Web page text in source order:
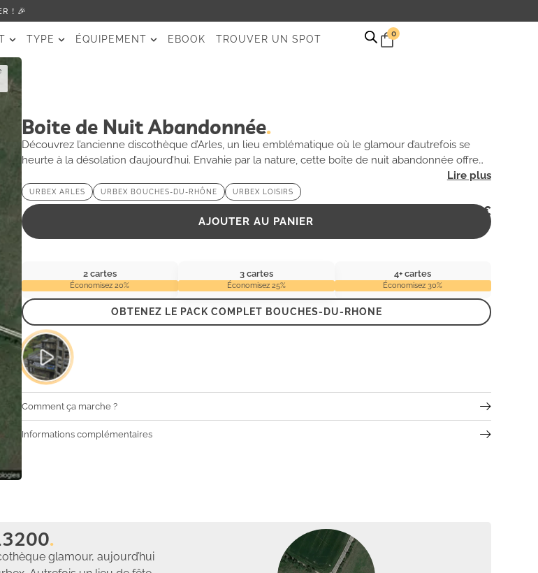
! 🎉
TYPE ÉQUIPEMENT EBOOK TROUVER UN SPOT
0
Boite de Nuit Abandonnée
Découvrez l’ancienne discothèque d’Arles, un lieu emblématique où le glamour d’autrefois se
heurte à la désolation d’aujourd’hui. Envahie par la nature, cette boîte de nuit abandonnée offre
un cadre fascinant aux explorateurs urbains en quête de mystères et de récits oubliés. Les murs,
témoins des nuits enflammées, résonnent encore des échos de rires et de musique, tandis que
la végétation reprend peu à peu ses droits. Un véritable voyage dans le temps vous attend dans
cette oasis de nostalgie.
URBEX ARLES URBEX BOUCHES-DU-RHÔNE URBEX LOISIRS
2,99€
AJOUTER AU PANIER
2 cartes
Économisez 20%
3 cartes
Économisez 25%
4+ cartes
Économisez 30%
OBTENEZ LE PACK COMPLET BOUCHES-DU-RHONE
Comment ça marche ?
Informations complémentaires
glamour, aujourd’hui